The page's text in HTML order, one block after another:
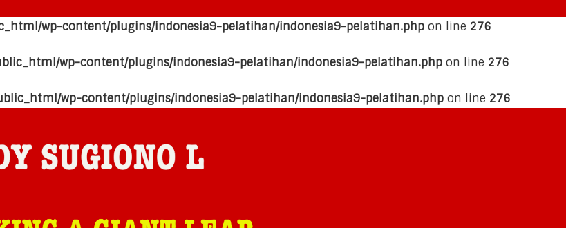
wp-content/plugins/indonesia9-pelatihan/indonesia9-pelatihan.php on line 276
wp-content/plugins/indonesia9-pelatihan/indonesia9-pelatihan.php on line 276
wp-content/plugins/indonesia9-pelatihan/indonesia9-pelatihan.php on line 276